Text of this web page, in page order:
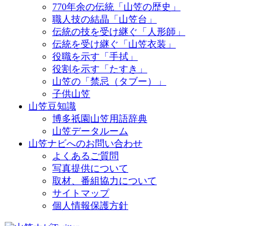
770年余の伝統「山笠の歴史」
職人技の結晶「山笠台」
伝統の技を受け継ぐ「人形師」
伝統を受け継ぐ「山笠衣装」
役職を示す「手拭」
役割を示す「たすき」
山笠の「禁忌（タブー）」
子供山笠
山笠豆知識
博多祇園山笠用語辞典
山笠データルーム
山笠ナビへのお問い合わせ
よくあるご質問
写真提供について
取材、番組協力について
サイトマップ
個人情報保護方針